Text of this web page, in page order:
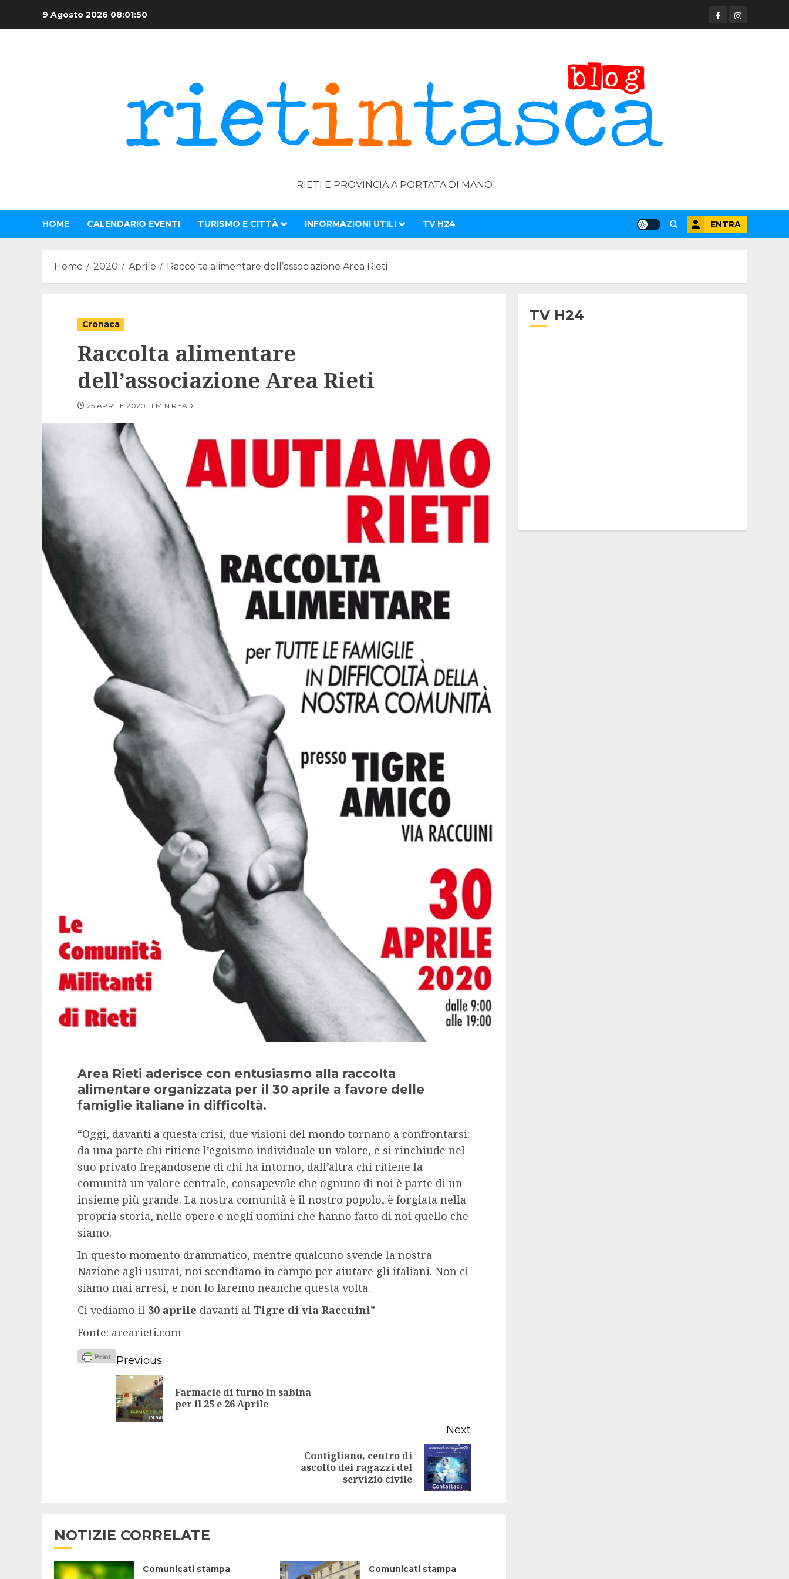
9 Agosto 2026 08:01:50 FacebookInstagram
RIETI E PROVINCIA A PORTATA DI MANO
HOME CALENDARIO EVENTI TURISMO E CITTÀ INFORMAZIONI UTILI TV H24 ENTRA
Home 2020 Aprile Raccolta alimentare dell’associazione Area Rieti
Cronaca
Raccolta alimentare
dell’associazione Area Rieti
25 APRILE 2020 1 MIN READ
Area Rieti aderisce con entusiasmo alla raccolta
alimentare organizzata per il 30 aprile a favore delle
famiglie italiane in difficoltà.
“Oggi, davanti a questa crisi, due visioni del mondo tornano a confrontarsi:
da una parte chi ritiene l’egoismo individuale un valore, e si rinchiude nel
suo privato fregandosene di chi ha intorno, dall’altra chi ritiene la
comunità un valore centrale, consapevole che ognuno di noi è parte di un
insieme più grande. La nostra comunità è il nostro popolo, è forgiata nella
propria storia, nelle opere e negli uomini che hanno fatto di noi quello che
siamo.
In questo momento drammatico, mentre qualcuno svende la nostra
Nazione agli usurai, noi scendiamo in campo per aiutare gli italiani. Non ci
siamo mai arresi, e non lo faremo neanche questa volta.
Ci vediamo il 30 aprile davanti al Tigre di via Raccuini”
Fonte: arearieti.com
Continue
Reading
Previous
Farmacie di turno in sabina
per il 25 e 26 Aprile
Next
Contigliano, centro di
ascolto dei ragazzi del
servizio civile
NOTIZIE CORRELATE
Comunicati stampa
Comunicati stampa
TV H24